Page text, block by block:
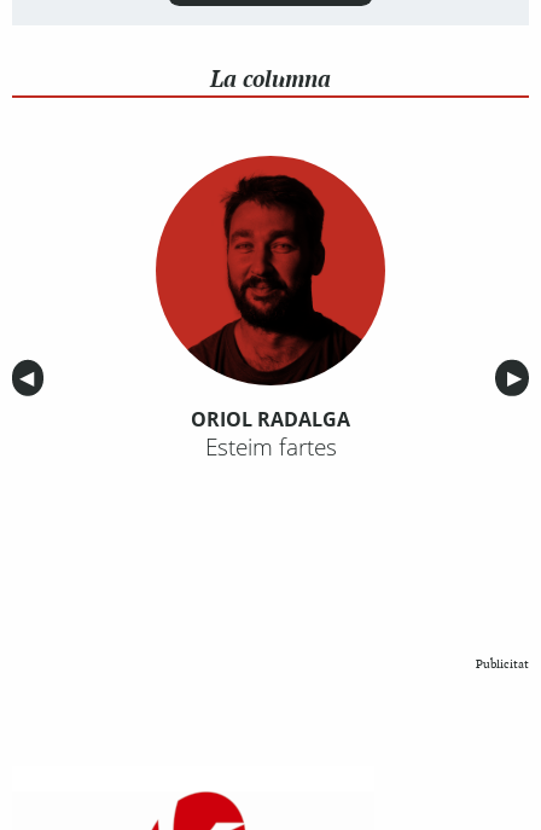
La columna
Anterior
◀︎ ▶︎
ORIOL RADALGA
Esteim fartes
Publicitat